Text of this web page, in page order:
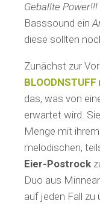
Geballte Power!!!
Basssound ein
diese sollten
Zunächst zur
BLOODNSTUFF
das, was von
erwartet wird.
Menge mit
melodischen,
Eier-Postrock
Duo aus
auf jeden Fall zu